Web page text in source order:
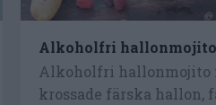
Alkoholfri hallonmojito
Alkoholfri hallonmojito
krossade färska hallon,